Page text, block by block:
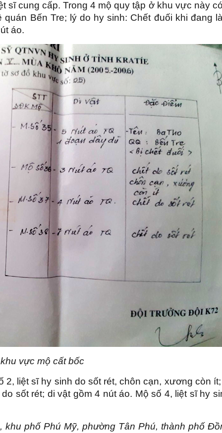
sĩ cung cấp. Trong 4 mộ quy tập ở khu vực này
Bến Tre; lý do hy sinh: Chết đuối khi đang
áo.
vực mộ cất bốc
2, liệt sĩ hy sinh do sốt rét, chôn cạn, xương còn
sốt rét; di vật gồm 4 nút áo. Mộ số 4, liệt sĩ hy
khu phố Phú Mỹ, phường Tân Phú, thành phố